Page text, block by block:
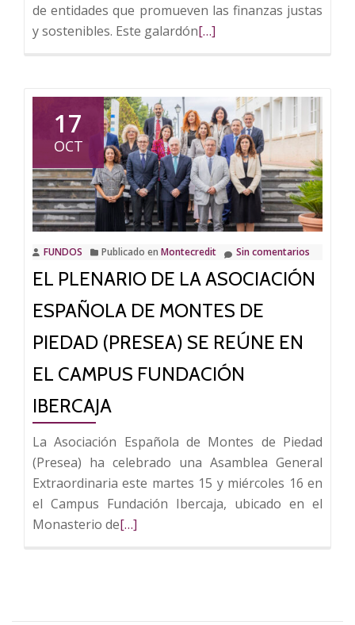
de entidades que promueven las finanzas justas
y sostenibles. Este galardónLeer
Secretariado
Gitano
recibe
el
I
Premio
Presea
por
su
contribución
a
inclusión
[…]
17
OCT
FUNDOS Publicado en Montecredit Sin comentarios
EL PLENARIO DE LA ASOCIACIÓN
ESPAÑOLA DE MONTES DE
PIEDAD (PRESEA) SE REÚNE EN
EL CAMPUS FUNDACIÓN
IBERCAJA
La Asociación Española de Montes de Piedad
(Presea) ha celebrado una Asamblea General
Extraordinaria este martes 15 y miércoles 16 en
el Campus Fundación Ibercaja, ubicado en el
Monasterio deLeer
[…]